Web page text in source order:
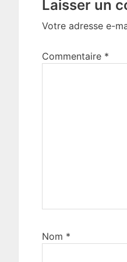
Interactions
Laisser un
Votre adresse e-
Commentaire *
Nom *